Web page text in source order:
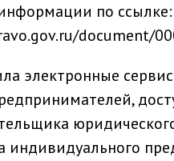
по ссылке:
document/
электронные
индивидуального